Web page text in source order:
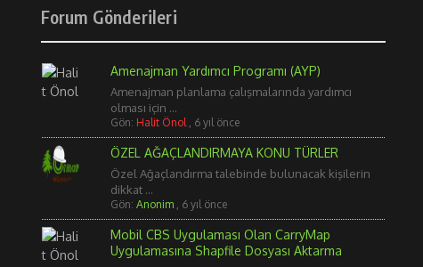
Forum Gönderileri
Amenajman Yardımcı Programı (AYP)
Amenajman planlama çalışmalarında yardımcı
olması için ...
Gön: Halit Önol, 6 yıl önce
ÖZEL AĞAÇLANDIRMAYA KONU TÜRLER
Özel Ağaçlandırma talebinde bulunacak kişilerin
dikkat ...
Gön:Anonim , 6 yıl önce
Mobil CBS Uygulaması Olan CarryMap
Uygulamasına Shapfile Dosyası Aktarma